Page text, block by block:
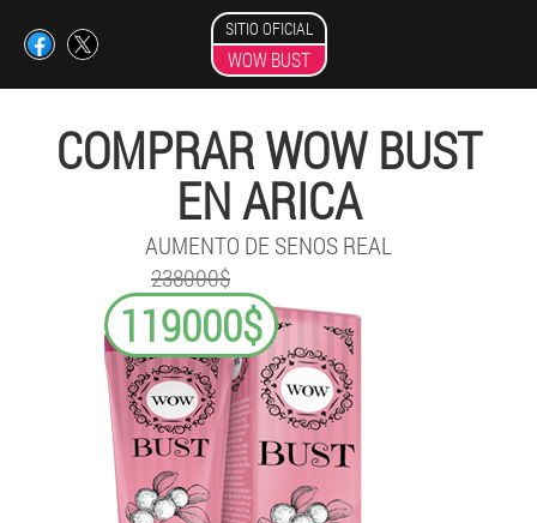
SITIO OFICIAL
WOW BUST
COMPRAR WOW BUST
EN ARICA
AUMENTO DE SENOS REAL
238000$
119000$